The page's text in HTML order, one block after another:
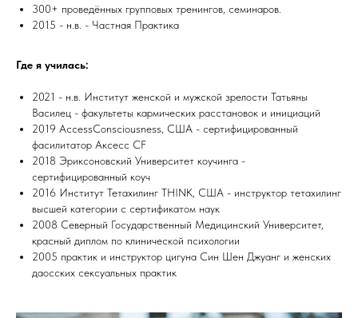
300+ проведённых групповых тренингов, семинаров.
2015 - н.в. - Частная Практика
Где я училась:
2021 - н.в. Институт женской и мужской зрелости Татьяны
Василец - факультеты кармических расстановок и инициаций
2019 AccessConsciousness, США - сертифицированный
фасилитатор Аксесс CF
2018 Эриксоновский Университет коучинга -
сертифицированный коуч
2016 Институт Тетахилинг THINK, США - инструктор тетахилинг
высшей категории с сертификатом наук
2008 Северный Государственный Медицинский Университет,
красный диплом по клинической психологии
2005 практик и инструктор цигуна Син Шен Джуанг и женских
даосских сексуальных практик